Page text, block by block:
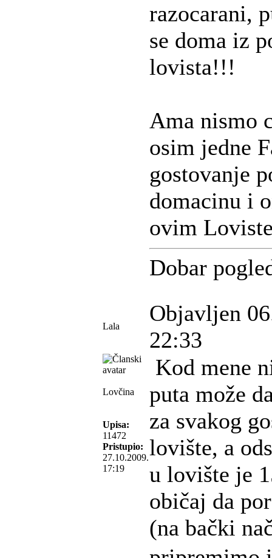
razocarani,
se doma iz
lovista!!!
Ama nismo
osim jedne
gostovanje
domacinu i
ovim
Dobar
Lala
Objavljen
22:33
Lovčina
Upisa:
11472
Pristupio:
27.10.2009.
17:19
Kod mene
puta može
za svakog
lovište, a
u lovište je
običaj da
(na bački